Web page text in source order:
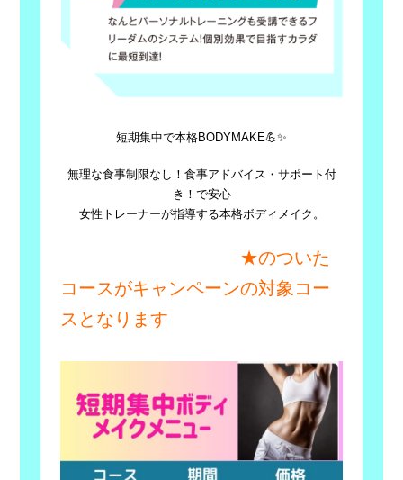
短期集中で本格BODYMAKE💪✨
無理な食事制限なし！食事アドバイス・サポート付
き！で安心
女性トレーナーが指導する本格ボディメイク。
★のついた
コースがキャンペーンの対象コー
スとなります